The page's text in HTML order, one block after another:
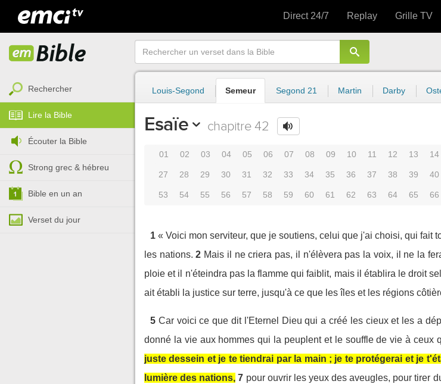
Direct 24/7 Replay Grille TV
Rechercher
Lire la Bible
Écouter la Bible
Strong grec & hébreu
Bible en un an
Verset du jour
Louis-Segond Semeur Segond 21 Martin Darby
Esaïe chapitre 42
01 02 03 04 05 06 07 08 09 10 11 12 13 14
27 28 29 30 31 32 33 34 35 36 37 38 39 40
53 54 55 56 57 58 59 60 61 62 63 64 65 66
1 « Voici mon serviteur, que je soutiens, celui que j'ai choisi, qui
les nations. 2 Mais il ne criera pas, il n'élèvera pas la voix, il ne la
ploie et il n'éteindra pas la flamme qui faiblit, mais il établira le droit
ait établi la justice sur terre, jusqu'à ce que les îles et les régions
5 Car voici ce que dit l'Eternel Dieu qui a créé les cieux et les a
donné la vie aux hommes qui la peuplent et le souffle de vie à ceux
juste dessein et je te tiendrai par la main ; je te protégerai et je
lumière des nations, 7 pour ouvrir les yeux des aveugles, pour tirer